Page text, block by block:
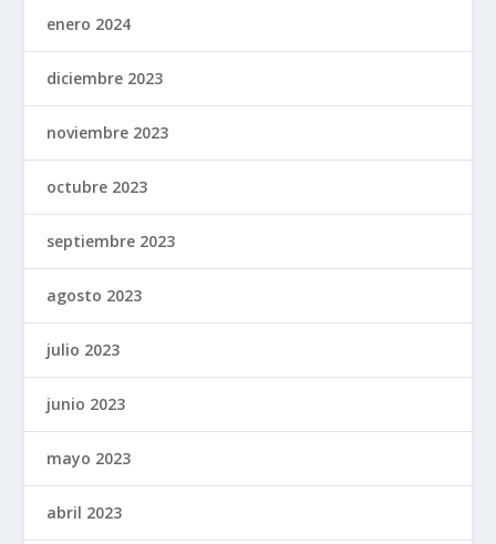
enero 2024
diciembre 2023
noviembre 2023
octubre 2023
septiembre 2023
agosto 2023
julio 2023
junio 2023
mayo 2023
abril 2023